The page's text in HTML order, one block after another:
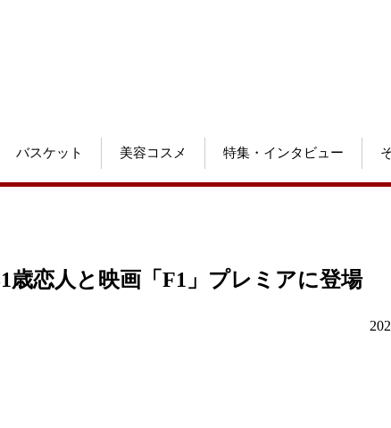
バスケット 美容コスメ 特集・インタビュー
歳恋人と映画「F1」プレミアに登場